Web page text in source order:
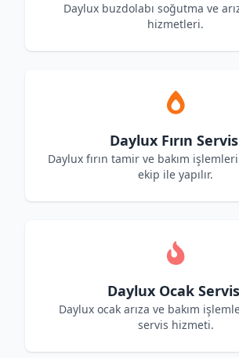
Daylux buzdolabı soğutma ve
hizmetleri.
Daylux Fırın
Daylux fırın tamir ve bakım
ekip ile yapılır.
Daylux Ocak
Daylux ocak arıza ve bakım
servis hizmeti.